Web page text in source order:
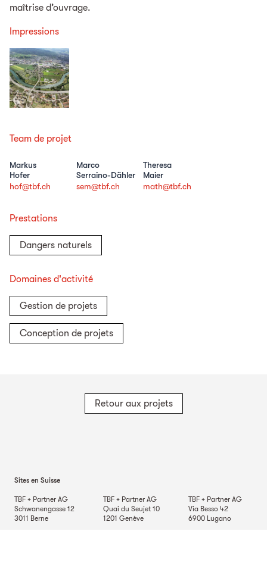
maîtrise d’ouvrage.
Impressions
Team de projet
Markus
Hofer
hof@tbf.ch
Marco
Serraino-Dähler
sem@tbf.ch
Theresa
Maier
math@tbf.ch
Prestations
Dangers naturels
Domaines d'activité
Gestion de projets
Conception de projets
Retour aux projets
Sites en Suisse
TBF + Partner AG
Schwanengasse 12
3011 Berne
TBF + Partner AG
Quai du Seujet 10
1201 Genève
TBF + Partner AG
Via Besso 42
6900 Lugano